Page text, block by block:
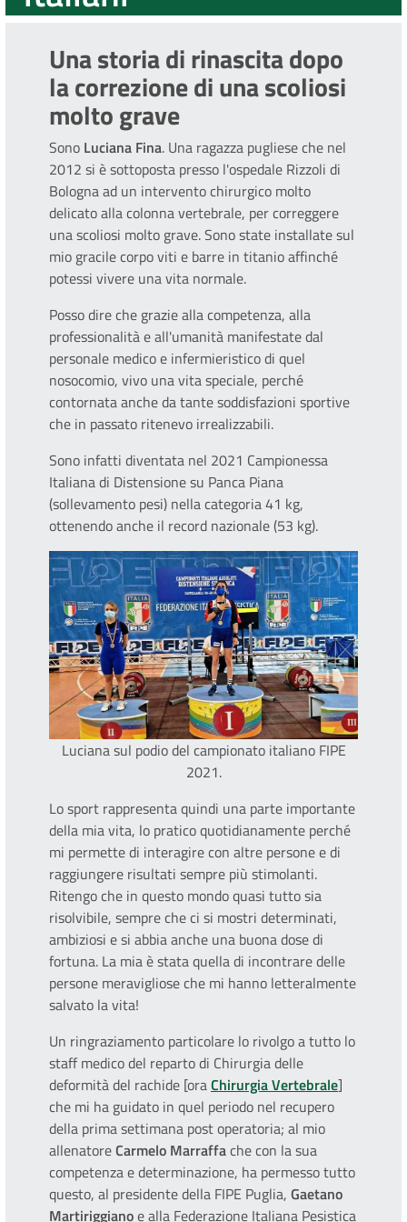
Una storia di rinascita dopo
la correzione di una scoliosi
molto grave
Sono Luciana Fina. Una ragazza pugliese che nel
2012 si è sottoposta presso l'ospedale Rizzoli di
Bologna ad un intervento chirurgico molto
delicato alla colonna vertebrale, per correggere
una scoliosi molto grave. Sono state installate sul
mio gracile corpo viti e barre in titanio affinché
potessi vivere una vita normale.
Posso dire che grazie alla competenza, alla
professionalità e all'umanità manifestate dal
personale medico e infermieristico di quel
nosocomio, vivo una vita speciale, perché
contornata anche da tante soddisfazioni sportive
che in passato ritenevo irrealizzabili.
Sono infatti diventata nel 2021 Campionessa
Italiana di Distensione su Panca Piana
(sollevamento pesi) nella categoria 41 kg,
ottenendo anche il record nazionale (53 kg).
Luciana sul podio del campionato italiano FIPE
2021.
Lo sport rappresenta quindi una parte importante
della mia vita, lo pratico quotidianamente perché
mi permette di interagire con altre persone e di
raggiungere risultati sempre più stimolanti.
Ritengo che in questo mondo quasi tutto sia
risolvibile, sempre che ci si mostri determinati,
ambiziosi e si abbia anche una buona dose di
fortuna. La mia è stata quella di incontrare delle
persone meravigliose che mi hanno letteralmente
salvato la vita!
Un ringraziamento particolare lo rivolgo a tutto lo
staff medico del reparto di Chirurgia delle
deformità del rachide [oraChirurgia Vertebrale]
che mi ha guidato in quel periodo nel recupero
della prima settimana post operatoria; al mio
allenatoreCarmelo Marraffache con la sua
competenza e determinazione, ha permesso tutto
questo, al presidente della FIPE Puglia, Gaetano
Martiriggianoe alla Federazione Italiana Pesistica